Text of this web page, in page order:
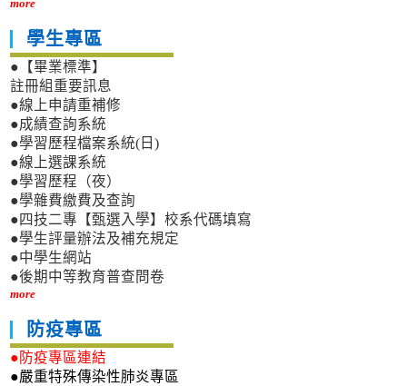
more
學生專區
●【畢業標準】
註冊組重要訊息
●線上申請重補修
●成績查詢系統
●學習歷程檔案系統(日)
●線上選課系統
●學習歷程（夜）
●學雜費繳費及查詢
●四技二專【甄選入學】校系代碼填寫
●學生評量辦法及補充規定
●中學生網站
●後期中等教育普查問卷
more
防疫專區
●防疫專區連結
●嚴重特殊傳染性肺炎專區